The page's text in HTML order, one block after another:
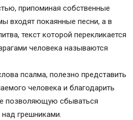
припоминая собственные
входят покаянные песни, а в
текст которой перекликается
человека называются
псалма, полезно представить
человека и благодарить
позволяющую сбываться
грешниками.